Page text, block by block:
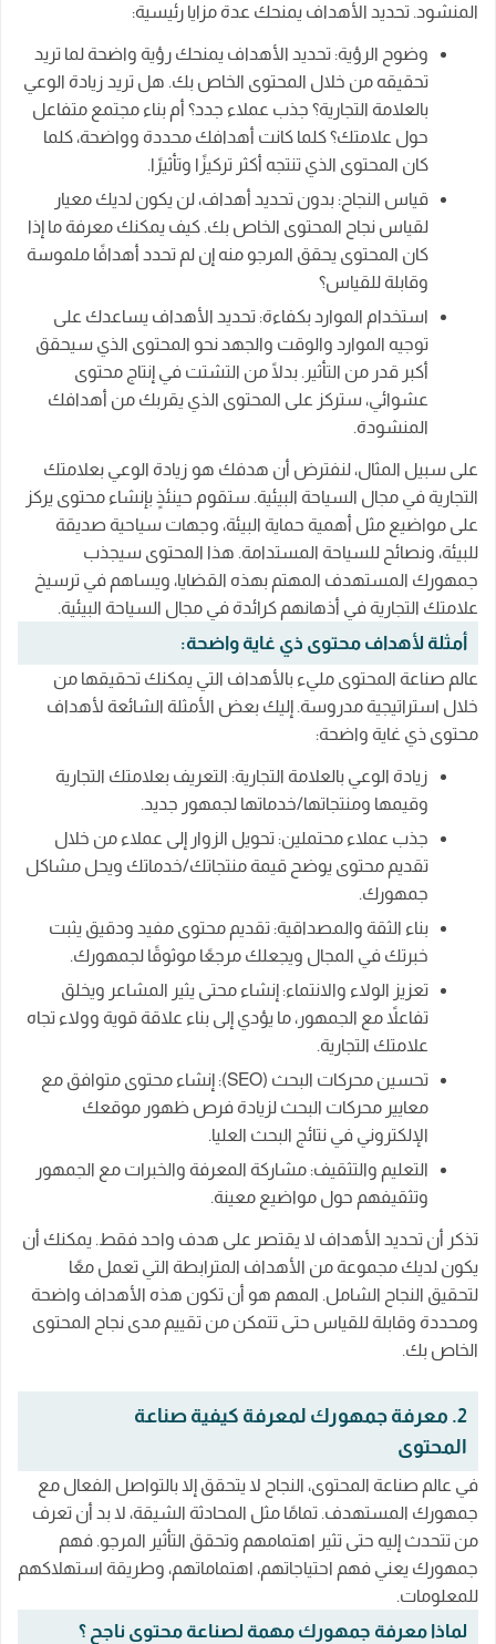
المنشود. تحديد الأهداف يمنحك عدة مزايا رئيسية:
وضوح الرؤية: تحديد الأهداف يمنحك رؤية واضحة لما تريد
تحقيقه من خلال المحتوى الخاص بك. هل تريد زيادة الوعي
بالعلامة التجارية؟ جذب عملاء جدد؟ أم بناء مجتمع متفاعل
حول علامتك؟ كلما كانت أهدافك محددة وواضحة، كلما
كان المحتوى الذي تنتجه أكثر تركيزًا وتأثيرًا.
قياس النجاح: بدون تحديد أهداف، لن يكون لديك معيار
لقياس نجاح المحتوى الخاص بك. كيف يمكنك معرفة ما إذا
كان المحتوى يحقق المرجو منه إن لم تحدد أهدافًا ملموسة
وقابلة للقياس؟
استخدام الموارد بكفاءة: تحديد الأهداف يساعدك على
توجيه الموارد والوقت والجهد نحو المحتوى الذي سيحقق
أكبر قدر من التأثير. بدلًا من التشتت في إنتاج محتوى
عشوائي، ستركز على المحتوى الذي يقربك من أهدافك
المنشودة.
على سبيل المثال، لنفترض أن هدفك هو زيادة الوعي بعلامتك
التجارية في مجال السياحة البيئية. ستقوم حينئذٍ بإنشاء محتوى يركز
على مواضيع مثل أهمية حماية البيئة، وجهات سياحية صديقة
للبيئة، ونصائح للسياحة المستدامة. هذا المحتوى سيجذب
جمهورك المستهدف المهتم بهذه القضايا، ويساهم في ترسيخ
علامتك التجارية في أذهانهم كرائدة في مجال السياحة البيئية.
أمثلة لأهداف محتوى ذي غاية واضحة:
عالم صناعة المحتوى مليء بالأهداف التي يمكنك تحقيقها من
خلال استراتيجية مدروسة. إليك بعض الأمثلة الشائعة لأهداف
محتوى ذي غاية واضحة:
زيادة الوعي بالعلامة التجارية: التعريف بعلامتك التجارية
وقيمها ومنتجاتها/خدماتها لجمهور جديد.
جذب عملاء محتملين: تحويل الزوار إلى عملاء من خلال
تقديم محتوى يوضح قيمة منتجاتك/خدماتك ويحل مشاكل
جمهورك.
بناء الثقة والمصداقية: تقديم محتوى مفيد ودقيق يثبت
خبرتك في المجال ويجعلك مرجعًا موثوقًا لجمهورك.
تعزيز الولاء والانتماء: إنشاء محتى يثير المشاعر ويخلق
تفاعلاً مع الجمهور، ما يؤدي إلى بناء علاقة قوية وولاء تجاه
علامتك التجارية.
تحسين محركات البحث (SEO): إنشاء محتوى متوافق مع
معايير محركات البحث لزيادة فرص ظهور موقعك
الإلكتروني في نتائج البحث العليا.
التعليم والتثقيف: مشاركة المعرفة والخبرات مع الجمهور
وتثقيفهم حول مواضيع معينة.
تذكر أن تحديد الأهداف لا يقتصر على هدف واحد فقط. يمكنك أن
يكون لديك مجموعة من الأهداف المترابطة التي تعمل معًا
لتحقيق النجاح الشامل. المهم هو أن تكون هذه الأهداف واضحة
ومحددة وقابلة للقياس حتى تتمكن من تقييم مدى نجاح المحتوى
الخاص بك.
2. معرفة جمهورك لمعرفة كيفية صناعة
المحتوى
في عالم صناعة المحتوى، النجاح لا يتحقق إلا بالتواصل الفعال مع
جمهورك المستهدف. تمامًا مثل المحادثة الشيقة، لا بد أن تعرف
من تتحدث إليه حتى تثير اهتمامهم وتحقق التأثير المرجو. فهم
جمهورك يعني فهم احتياجاتهم، اهتماماتهم، وطريقة استهلاكهم
للمعلومات.
لماذا معرفة جمهورك مهمة لصناعة محتوى ناجح ؟